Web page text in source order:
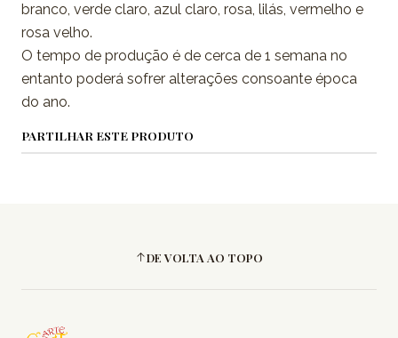
branco, verde claro, azul claro, rosa, lilás, vermelho e
rosa velho.
O tempo de produção é de cerca de 1 semana no
entanto poderá sofrer alterações consoante época
do ano.
PARTILHAR ESTE PRODUTO
DE VOLTA AO TOPO